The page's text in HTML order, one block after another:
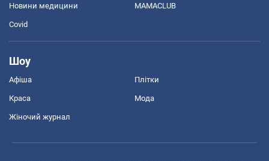
Новини медицини MAMACLUB
Covid
Шоу
Афіша Плітки
Краса Мода
Жіночий журнал